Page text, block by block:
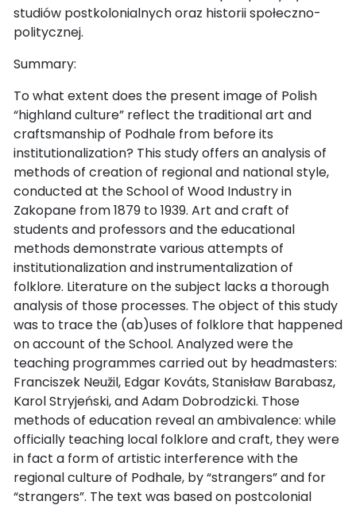
studiów postkolonialnych oraz historii społeczno-
politycznej.
Summary:
To what extent does the present image of Polish
“highland culture” reflect the traditional art and
craftsmanship of Podhale from before its
institutionalization? This study offers an analysis of
methods of creation of regional and national style,
conducted at the School of Wood Industry in
Zakopane from 1879 to 1939. Art and craft of
students and professors and the educational
methods demonstrate various attempts of
institutionalization and instrumentalization of
folklore. Literature on the subject lacks a thorough
analysis of those processes. The object of this study
was to trace the (ab)uses of folklore that happened
on account of the School. Analyzed were the
teaching programmes carried out by headmasters:
Franciszek Neužil, Edgar Kováts, Stanisław Barabasz,
Karol Stryjeński, and Adam Dobrodzicki. Those
methods of education reveal an ambivalence: while
officially teaching local folklore and craft, they were
in fact a form of artistic interference with the
regional culture of Podhale, by “strangers” and for
“strangers”. The text was based on postcolonial